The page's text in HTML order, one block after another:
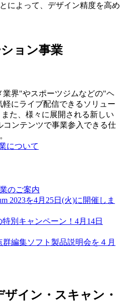
によって、デザイン精度を高め
ョン事業
界"やスポーツジムなどの"ヘ
にライブ配信できるソリュー
た、様々に展開される新しい
コンテンツで事業参入できる仕
について
のご案内
2023を4月25日(火)に開催しま
特別キャンペーン！4月14日
群編集ソフト製品説明会を４月
イン・スキャン・